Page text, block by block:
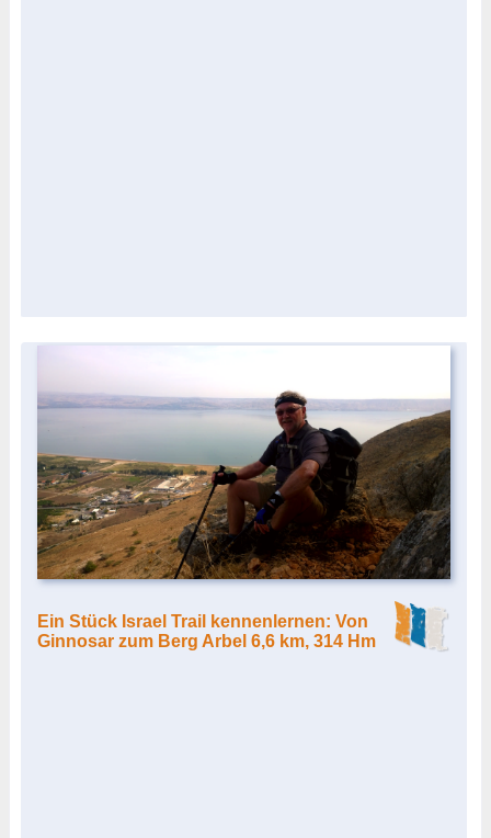
Ein Stück Israel Trail kennenlernen: Von
Ginnosar zum Berg Arbel 6,6 km, 314 Hm